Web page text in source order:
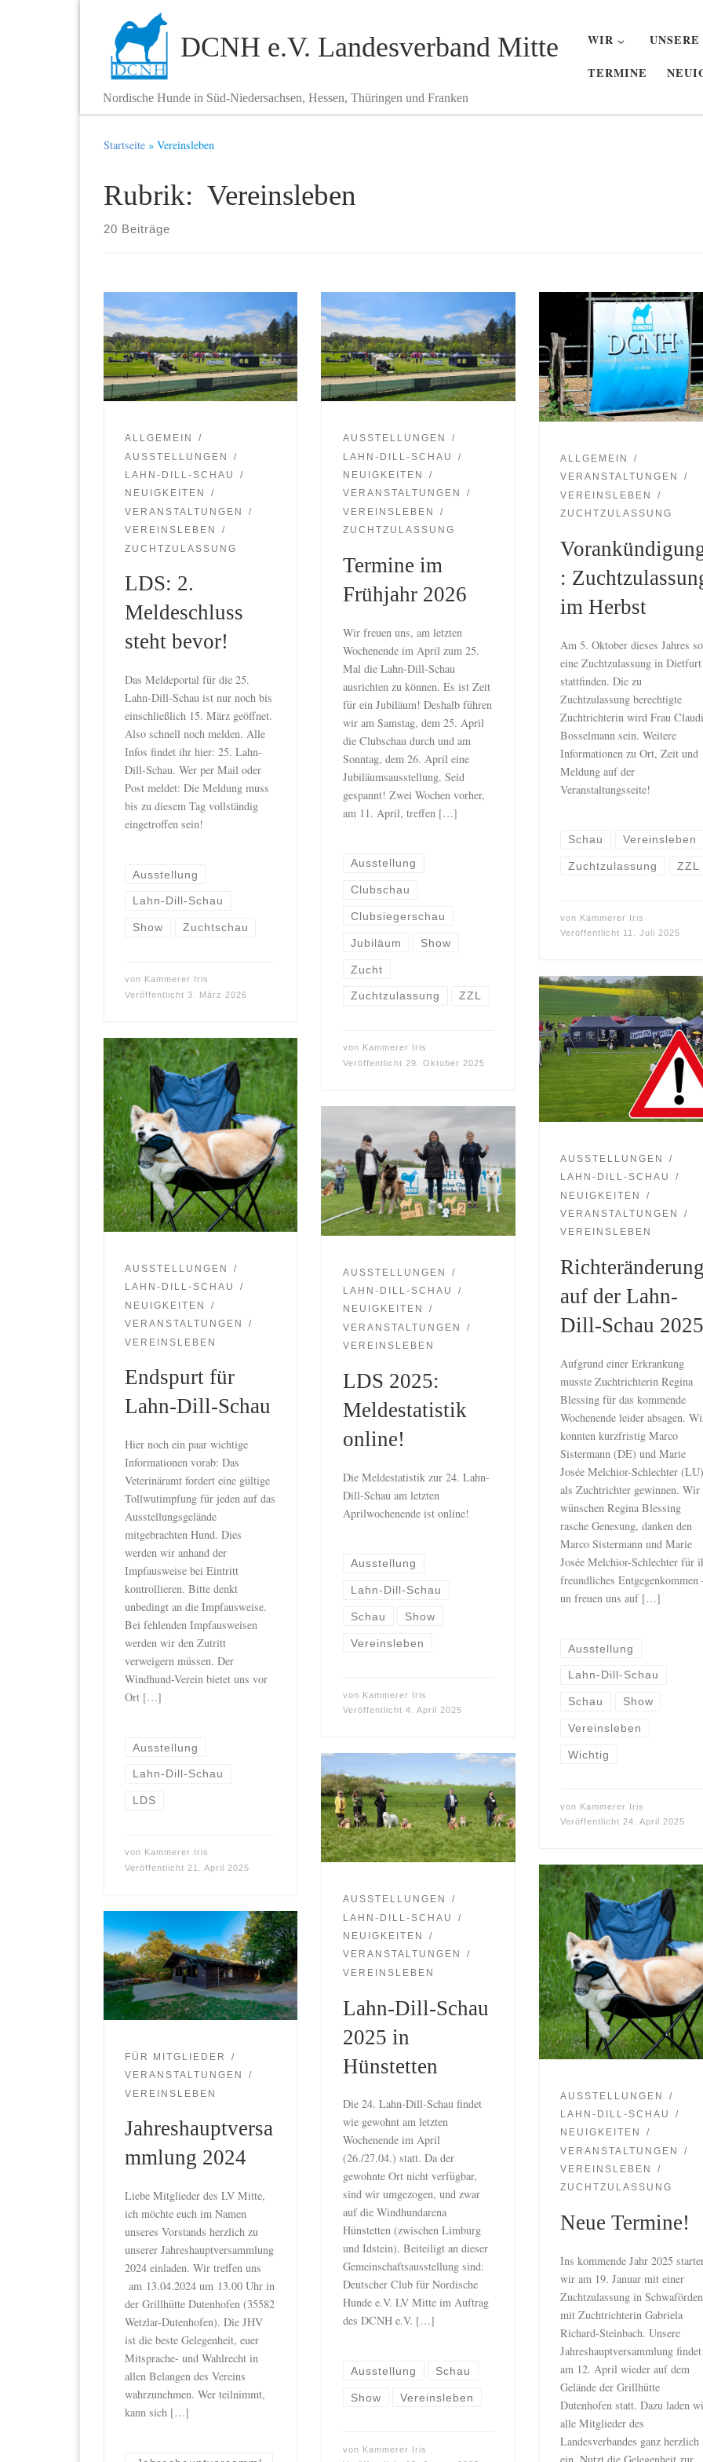
Zum Inhalt springen
DCNH e.V. Landesverband Mitte
Nordische Hunde in Süd-Niedersachsen, Hessen, Thüringen und Franken
WIR
TERMINE
Startseite » Vereinsleben
Rubrik: Vereinsleben
20 Beiträge
ALLGEMEIN
AUSSTELLUNGEN
LAHN-DILL-SCHAU
NEUIGKEITEN
VERANSTALTUNGEN
VEREINSLEBEN
ZUCHTZULASSUNG
LDS: 2.
Meldeschluss
steht bevor!
Das Meldeportal für die 25.
Lahn-Dill-Schau ist nur noch bis
einschließlich 15. März geöffnet.
Also schnell noch melden. Alle
Infos findet ihr hier: 25. Lahn-
Dill-Schau. Wer per Mail oder
Post meldet: Die Meldung muss
bis zu diesem Tag vollständig
eingetroffen sein!
Ausstellung
Lahn-Dill-Schau
Show Zuchtschau
von Kammerer Iris
Veröffentlicht3. März 2026
AUSSTELLUNGEN
LAHN-DILL-SCHAU
NEUIGKEITEN
VERANSTALTUNGEN
VEREINSLEBEN
ZUCHTZULASSUNG
Termine im
Frühjahr 2026
Wir freuen uns, am letzten
Wochenende im April zum 25.
Mal die Lahn-Dill-Schau
ausrichten zu können. Es ist Zeit
für ein Jubiläum! Deshalb führen
wir am Samstag, dem 25. April
die Clubschau durch und am
Sonntag, dem 26. April eine
Jubiläumsausstellung. Seid
gespannt! Zwei Wochen vorher,
am 11. April, treffen […]
Ausstellung
Clubschau
Clubsiegerschau
Jubiläum Show
Zucht
Zuchtzulassung ZZL
von Kammerer Iris
Veröffentlicht 29. Oktober 2025
ALLGEMEIN
VERANSTALTUNGEN
VEREINSLEBEN
ZUCHTZULASSUNG
:
im Herbst
Am 5. Oktober dieses Jahres
eine Zuchtzulassung in Dietfurt
stattfinden. Die zu
Zuchtzulassung berechtigte
Zuchtrichterin wird Frau
Bosselmann sein. Weitere
Informationen zu Ort, Zeit und
Meldung auf der
Veranstaltungsseite!
Schau Vereinsleben
Zuchtzulassung ZZL
von Kammerer Iris
Veröffentlicht 11. Juli 2025
AUSSTELLUNGEN
LAHN-DILL-SCHAU
NEUIGKEITEN
VERANSTALTUNGEN
VEREINSLEBEN
Richteränderung
auf der Lahn-
Dill-Schau 2025
Aufgrund einer Erkrankung
musste Zuchtrichterin Regina
Blessing für das kommende
Wochenende leider absagen.
konnten kurzfristig Marco
Sistermann (DE) und Marie
Josée Melchior-Schlechter (LU)
als Zuchtrichter gewinnen. Wir
wünschen Regina Blessing
rasche Genesung, danken den
Marco Sistermann und Marie
Josée Melchior-Schlechter für
freundliches Entgegenkommen
un freuen uns auf […]
Ausstellung
Lahn-Dill-Schau
Schau Show
Vereinsleben
Wichtig
von Kammerer Iris
Veröffentlicht 24. April 2025
AUSSTELLUNGEN
LAHN-DILL-SCHAU
NEUIGKEITEN
VERANSTALTUNGEN
VEREINSLEBEN
Endspurt für
Lahn-Dill-Schau
Hier noch ein paar wichtige
Informationen vorab: Das
Veterinäramt fordert eine gültige
Tollwutimpfung für jeden auf das
Ausstellungsgelände
mitgebrachten Hund. Dies
werden wir anhand der
Impfausweise bei Eintritt
kontrollieren. Bitte denkt
unbedingt an die Impfausweise.
Bei fehlenden Impfausweisen
werden wir den Zutritt
verweigern müssen. Der
Windhund-Verein bietet uns vor
Ort […]
Ausstellung
Lahn-Dill-Schau
LDS
von Kammerer Iris
Veröffentlicht 21. April 2025
AUSSTELLUNGEN
LAHN-DILL-SCHAU
NEUIGKEITEN
VERANSTALTUNGEN
VEREINSLEBEN
LDS 2025:
Meldestatistik
online!
Die Meldestatistik zur 24. Lahn-
Dill-Schau am letzten
Aprilwochenende ist online!
Ausstellung
Lahn-Dill-Schau
Schau Show
Vereinsleben
von Kammerer Iris
Veröffentlicht 4. April 2025
AUSSTELLUNGEN
LAHN-DILL-SCHAU
NEUIGKEITEN
VERANSTALTUNGEN
VEREINSLEBEN
Lahn-Dill-Schau
2025 in
Hünstetten
Die 24. Lahn-Dill-Schau findet
wie gewohnt am letzten
Wochenende im April
(26./27.04.) statt. Da der
gewohnte Ort nicht verfügbar,
sind wir umgezogen, und zwar
auf die Windhundarena
Hünstetten (zwischen Limburg
und Idstein). Beiteiligt an dieser
Gemeinschaftsausstellung sind:
Deutscher Club für Nordische
Hunde e.V. LV Mitte im Auftrag
des DCNH e.V. […]
Ausstellung Schau
Show Vereinsleben
von Kammerer Iris
AUSSTELLUNGEN
LAHN-DILL-SCHAU
NEUIGKEITEN
VERANSTALTUNGEN
VEREINSLEBEN
ZUCHTZULASSUNG
Neue Termine!
Ins kommende Jahr 2025
wir am 19. Januar mit einer
Zuchtzulassung in Schwaförden
mit Zuchtrichterin Gabriela
Richard-Steinbach. Unsere
Jahreshauptversammlung findet
am 12. April wieder auf dem
Gelände der Grillhütte
Dutenhofen statt. Dazu laden
alle Mitglieder des
Landesverbandes ganz herzlich
FÜR MITGLIEDER
VERANSTALTUNGEN
VEREINSLEBEN
Jahreshauptversa
mmlung 2024
Liebe Mitglieder des LV Mitte,
ich möchte euch im Namen
unseres Vorstands herzlich zu
unserer Jahreshauptversammlung
2024 einladen. Wir treffen uns
am 13.04.2024 um 13.00 Uhr in
der Grillhütte Dutenhofen (35582
Wetzlar-Dutenhofen). Die JHV
ist die beste Gelegenheit, euer
Mitsprache- und Wahlrecht in
allen Belangen des Vereins
wahrzunehmen. Wer teilnimmt,
kann sich […]